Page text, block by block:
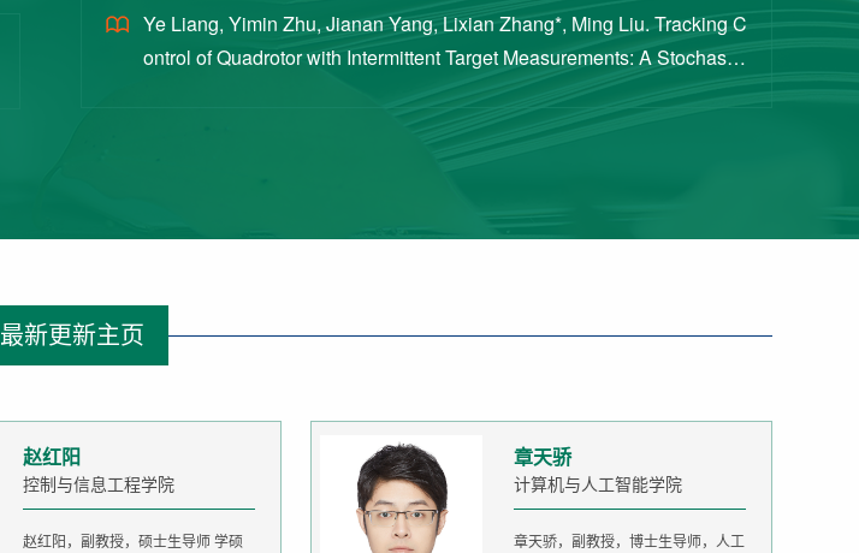
Ye Liang, Yimin Zhu, Jianan Yang, Lixian Zhang*, Ming Liu. Tracking C
ontrol of Quadrotor with Intermittent Target Measurements: A Stochastic
最新更新主页
赵红阳
控制与信息工程学院
赵红阳，副教授，硕士生导师 学硕
章天骄
计算机与人工智能学院
章天骄，副教授，博士生导师，人工